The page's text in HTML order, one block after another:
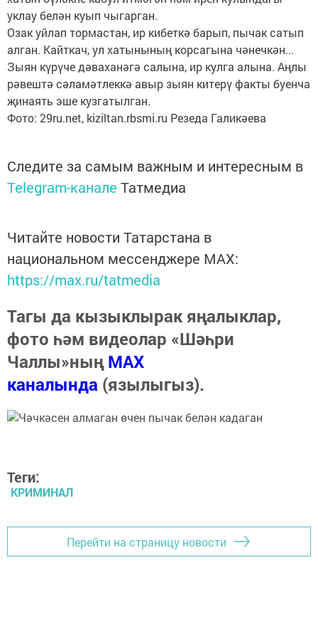
уклау белән куып чыгарган.
Озак уйлап тормастан, ир кибеткә барып, пычак сатып
алган. Кайткач, ул хатынының корсагына чәнечкән...
Зыян күрүче дәваханәгә салына, ир кулга алына. Аңлы
рәвештә сәламәтлеккә авыр зыян китерү факты буенча
җинаять эше кузгатылган.
Фото: 29ru.net, kiziltan.rbsmi.ru Резеда Галикәева
Следите за самым важным и интересным в
Telegram-канале Татмедиа
Читайте новости Татарстана в
национальном мессенджере MАХ:
https://max.ru/tatmedia
Тагы да кызыклырак яңалыклар,
фото һәм видеолар «Шәһри
Чаллы»ныңMAX
каналында (язылыгыз).
Теги:
КРИМИНАЛ
Перейти на страницу новости